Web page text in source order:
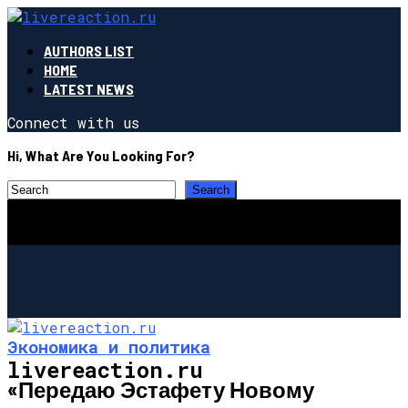
AUTHORS LIST
HOME
LATEST NEWS
Connect with us
Hi, What Are You Looking For?
livereaction.ru
Экономика и политика
«Передаю Эстафету Новому